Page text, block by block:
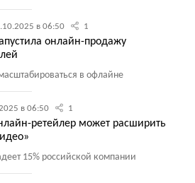
в 06:50 1
онлайн-продажу
в офлайне
в 06:50 1
ретейлер может расширить
15% российской компании